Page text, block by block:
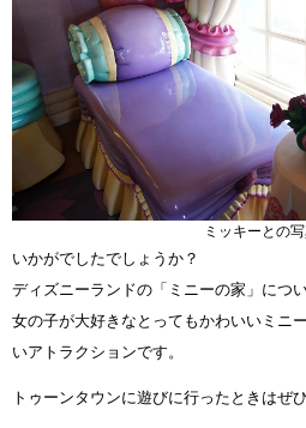
ミッキーとの
いかがでしたでしょうか？
ディズニーランドの「ミニーの家」につ
女の子が大好きなとってもかわいいミニ
いアトラクションです。
トゥーンタウンに遊びに行ったときはぜ